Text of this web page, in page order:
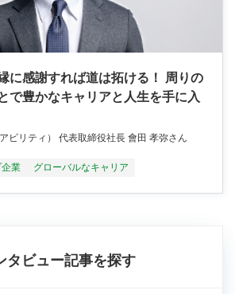
に感謝すれば道は拓ける！ 周りの
で豊かなキャリアと人生を手に入
ビリティ） 代表取締役社長 會田 孝弥さん
業 グローバルなキャリア
タビュー記事を探す